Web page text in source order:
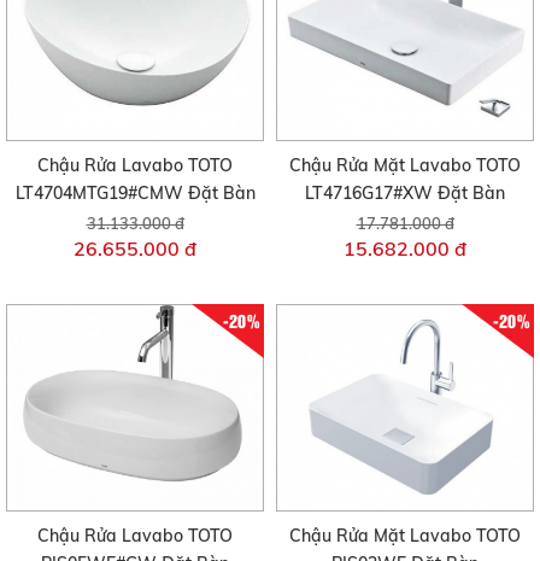
Chậu Rửa Lavabo TOTO
LT4704MTG19#CMW Đặt Bàn
31.133.000 đ
26.655.000 đ
Chậu Rửa Mặt Lavabo TOTO
LT4716G17#XW Đặt Bàn
17.781.000 đ
15.682.000 đ
-20%
Chậu Rửa Lavabo TOTO
-20%
Chậu Rửa Mặt Lavabo TOTO